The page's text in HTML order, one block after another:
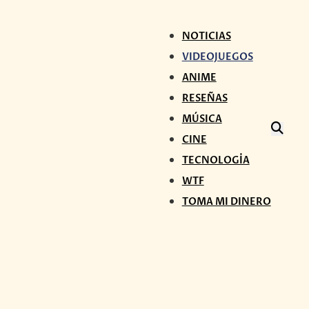
NOTICIAS
VIDEOJUEGOS
ANIME
RESEÑAS
MÚSICA
CINE
TECNOLOGÍA
WTF
TOMA MI DINERO